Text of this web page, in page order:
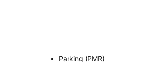
Parking (PMR)